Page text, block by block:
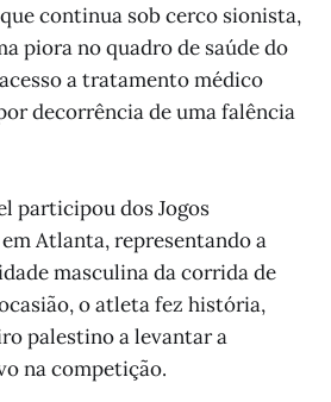
continua sob cerco sionista,
piora no quadro de saúde do
a tratamento médico
decorrência de uma falência
participou dos Jogos
Atlanta, representando a
masculina da corrida de
o atleta fez história,
palestino a levantar a
na competição.